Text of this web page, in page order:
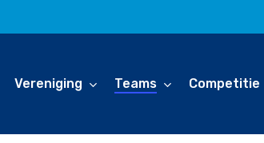
Vereniging Teams Competitie